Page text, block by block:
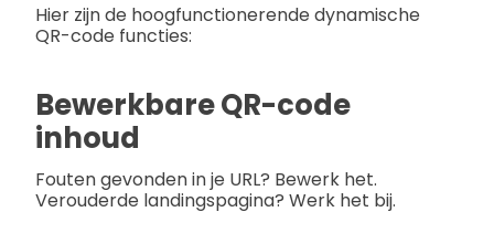
Hier zijn de hoogfunctionerende dynamische
QR-code functies:
Bewerkbare QR-code
inhoud
Fouten gevonden in je URL? Bewerk het.
Verouderde landingspagina? Werk het bij.